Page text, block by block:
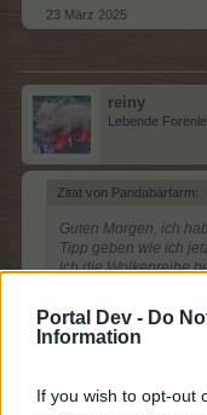
Portal Dev - Do
Information
If you wish to opt-out
23 März 2025
reiny
Lebende
Zitat von Pandabärfarm: ↑
Guten Morgen, ich
Tipp geben wie ich
ich die Wolkenreihe
nicht nur die ersten
letzten kam sondern
Problem die
wahrscheinlich nicht